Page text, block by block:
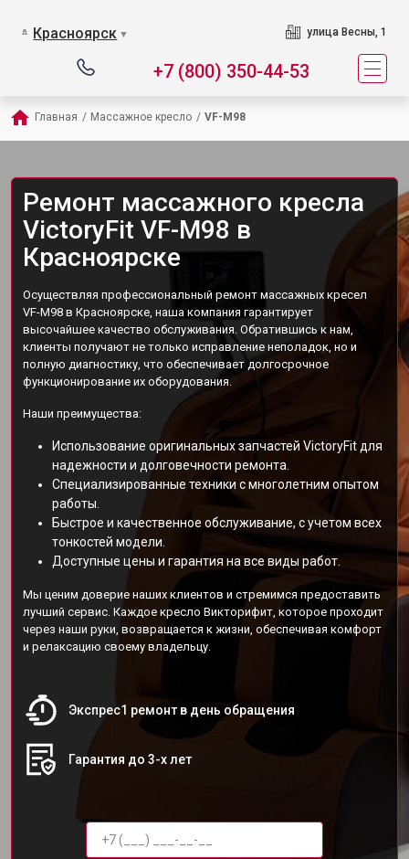
Красноярск ▼ улица Весны, 1
+7 (800) 350-44-53
Главная / Массажное кресло / VF-M98
Ремонт массажного кресла
VictoryFit VF-M98 в
Красноярске
Осуществляя профессиональный ремонт массажных кресел
VF-M98 в Красноярске, наша компания гарантирует
высочайшее качество обслуживания. Обратившись к нам,
клиенты получают не только исправление неполадок, но и
полную диагностику, что обеспечивает долгосрочное
функционирование их оборудования.
Наши преимущества:
Использование оригинальных запчастей VictoryFit для
надежности и долговечности ремонта.
Специализированные техники с многолетним опытом
работы.
Быстрое и качественное обслуживание, с учетом всех
тонкостей модели.
Доступные цены и гарантия на все виды работ.
Мы ценим доверие наших клиентов и стремимся предоставить
лучший сервис. Каждое кресло Викторифит, которое проходит
через наши руки, возвращается к жизни, обеспечивая комфорт
и релаксацию своему владельцу.
Экспрес1 ремонт в день обращения
Гарантия до 3-х лет